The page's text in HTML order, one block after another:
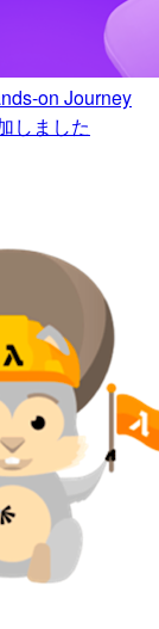
on Journey
しました